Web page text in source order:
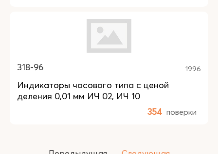
318-96 1996
Индикаторы часового типа с ценой
деления 0,01 мм ИЧ 02, ИЧ 10
354 поверки